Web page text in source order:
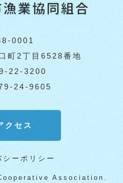
0001
町2丁目6528番地
22-3200
24-9605
クセス
シーポリシー
Association.